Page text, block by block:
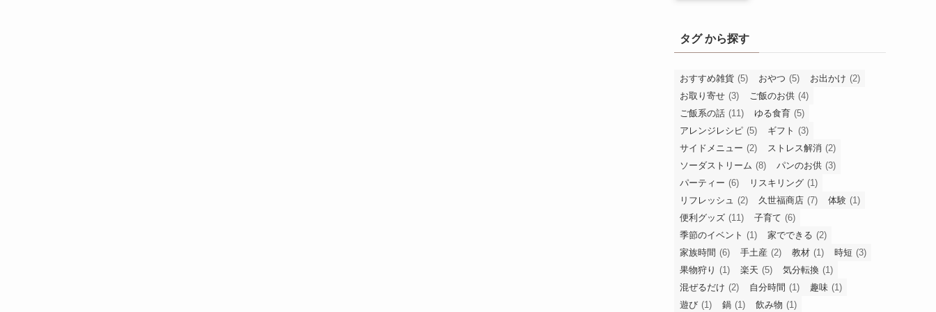
タグ から探す
おすすめ雑貨 (5) おやつ (5) お出かけ (2)
お取り寄せ (3) ご飯のお供 (4)
ご飯系の話 (11) ゆる食育 (5)
アレンジレシピ (5) ギフト (3)
サイドメニュー (2) ストレス解消 (2)
ソーダストリーム (8) パンのお供 (3)
パーティー (6) リスキリング (1)
リフレッシュ (2) 久世福商店 (7) 体験 (1)
便利グッズ (11) 子育て (6)
季節のイベント (1) 家でできる (2)
家族時間 (6) 手土産 (2) 教材 (1) 時短 (3)
果物狩り (1) 楽天 (5) 気分転換 (1)
混ぜるだけ (2) 自分時間 (1) 趣味 (1)
遊び (1) 鍋 (1) 飲み物 (1)